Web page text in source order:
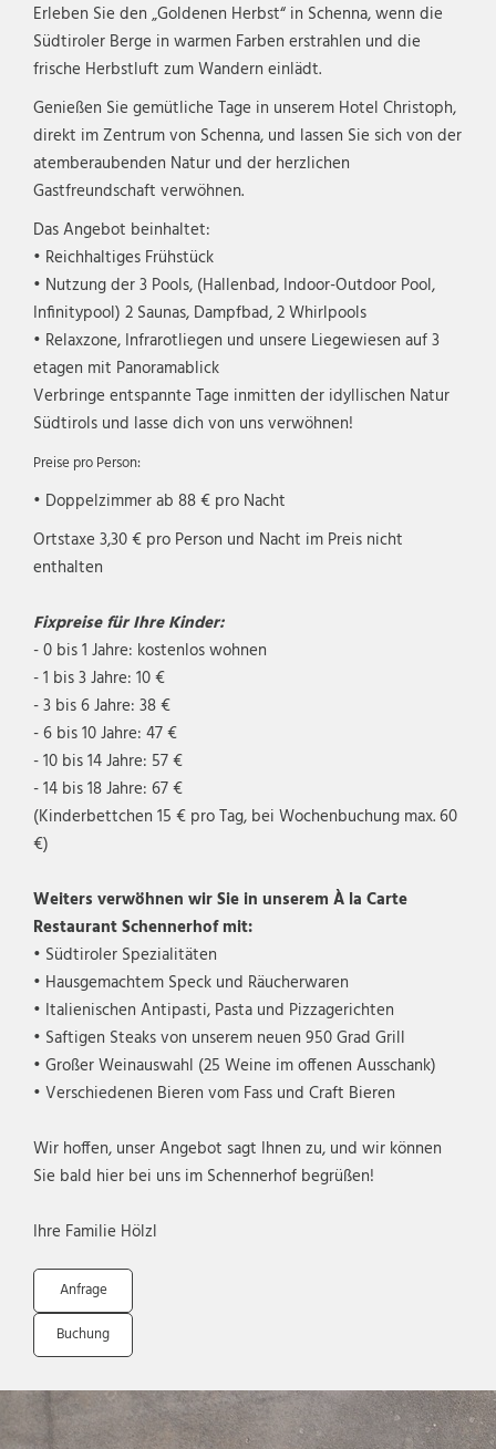
Erleben Sie den „Goldenen Herbst“ in Schenna, wenn die
Südtiroler Berge in warmen Farben erstrahlen und die
frische Herbstluft zum Wandern einlädt.
Genießen Sie gemütliche Tage in unserem Hotel Christoph,
direkt im Zentrum von Schenna, und lassen Sie sich von der
atemberaubenden Natur und der herzlichen
Gastfreundschaft verwöhnen.
Das Angebot beinhaltet:
• Reichhaltiges Frühstück
• Nutzung der 3 Pools, (Hallenbad, Indoor-Outdoor Pool,
Infinitypool) 2 Saunas, Dampfbad, 2 Whirlpools
• Relaxzone, Infrarotliegen und unsere Liegewiesen auf 3
etagen mit Panoramablick
Verbringe entspannte Tage inmitten der idyllischen Natur
Südtirols und lasse dich von uns verwöhnen!
Preise pro Person:
• Doppelzimmer ab 88 € pro Nacht
Ortstaxe 3,30 € pro Person und Nacht im Preis nicht
enthalten
Fixpreise für Ihre Kinder:
- 0 bis 1 Jahre: kostenlos wohnen
- 1 bis 3 Jahre: 10 €
- 3 bis 6 Jahre: 38 €
- 6 bis 10 Jahre: 47 €
- 10 bis 14 Jahre: 57 €
- 14 bis 18 Jahre: 67 €
(Kinderbettchen 15 € pro Tag, bei Wochenbuchung max. 60
€)
Weiters verwöhnen wir Sie in unserem À la Carte
Restaurant Schennerhof mit:
• Südtiroler Spezialitäten
• Hausgemachtem Speck und Räucherwaren
• Italienischen Antipasti, Pasta und Pizzagerichten
• Saftigen Steaks von unserem neuen 950 Grad Grill
• Großer Weinauswahl (25 Weine im offenen Ausschank)
• Verschiedenen Bieren vom Fass und Craft Bieren
Wir hoffen, unser Angebot sagt Ihnen zu, und wir können
Sie bald hier bei uns im Schennerhof begrüßen!
Ihre Familie Hölzl
Anfrage
Buchung